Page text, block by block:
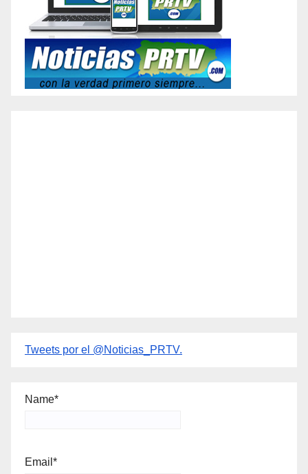
Tweets por el @Noticias_PRTV.
Name*
Email*